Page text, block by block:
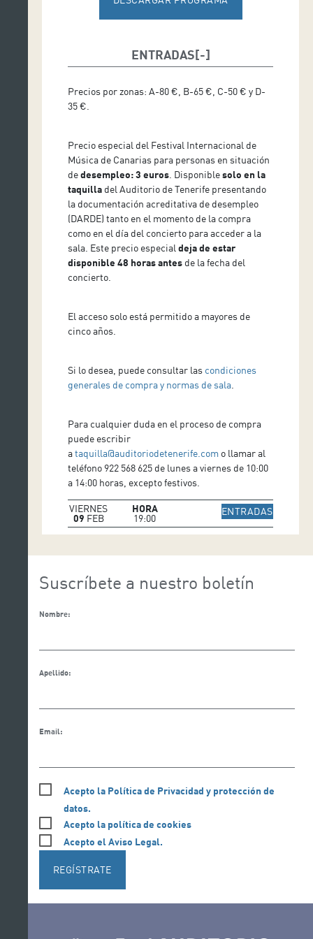
ENTRADAS
Precios por zonas: A-80 €, B-65 €, C-50 € y D-
35 €.
Precio especial del Festival Internacional de
Música de Canarias para personas en situación
dedesempleo: 3 euros . Disponiblesolo en la
taquilla del Auditorio de Tenerife presentando
la documentación acreditativa de desempleo
(DARDE) tanto en el momento de la compra
como en el día del concierto para acceder a la
sala. Este precio especialdeja de estar
disponible 48 horas antes de la fecha del
concierto.
El acceso solo está permitido a mayores de
cinco años.
Si lo desea, puede consultar las condiciones
generales de compra y normas de sala
Para cualquier duda en el proceso de compra
puede escribir
ataquilla@auditoriodetenerife.com o llamar al
teléfono 922 568 625 de lunes a viernes de 10:00
a 14:00 horas, excepto festivos.
VIERNES
09 FEB
HORA
19:00
ENTRADASIR A
Suscríbete a nuestro boletín
Nombre:
Apellido:
Email:
Acepto la Política de Privacidad y protección de
datos.
Acepto la política de cookies
Acepto el Aviso Legal.
REGÍSTRATE